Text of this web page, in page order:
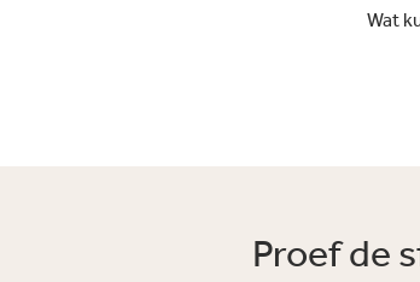
Wat
Proef de